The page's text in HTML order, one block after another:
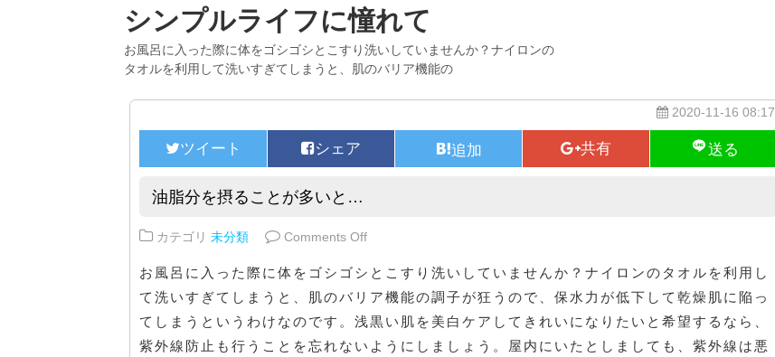
シンプルライフに憧れて
お風呂に入った際に体をゴシゴシとこすり洗いしていませんか？ナイロンの
タオルを利用して洗いすぎてしまうと、肌のバリア機能の
2020-11-16 08:17
油脂分を摂ることが多いと…
カテゴリ 未分類 Comments Offon 油脂分を摂ることが多いと…
お風呂に入った際に体をゴシゴシとこすり洗いしていませんか？ナイロンのタオルを利用し
て洗いすぎてしまうと、肌のバリア機能の調子が狂うので、保水力が低下して乾燥肌に陥っ
てしまうというわけなのです。浅黒い肌を美白ケアしてきれいになりたいと希望するなら、
紫外線防止も行うことを忘れないようにしましょう。屋内にいたとしましても、紫外線は悪